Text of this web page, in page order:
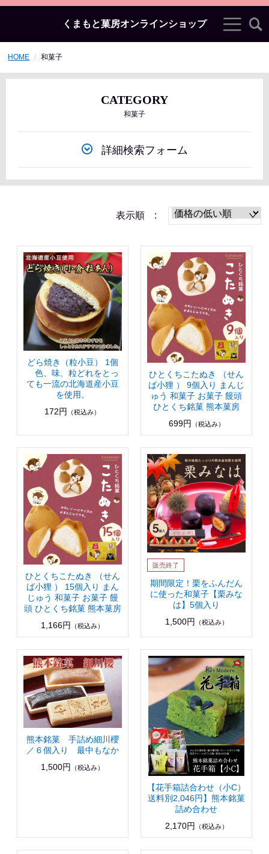
くまもと菓房オンラインショップ
HOME 和菓子
CATEGORY
和菓子
詳細検索フォーム
表示順 :
どら焼き（粒小豆） 1個
色、味、粒どれをとっ
ても一流の北海道産小豆
を使用。
172円
（税込み）
ひとくちこたぬき （せん
ば小狸 ） 9個入り まんじ
ゅう 和菓子 お菓子 饅頭
ひとくち銘菓 熊本菓房
699円
（税込み）
ひとくちこたぬき （せん
ば小狸 ） 15個入り まん
じゅう 和菓子 お菓子 饅
頭 ひとくち銘菓 熊本菓房
1,166円
（税込み）
期間限定！栗をふんだん
に使った和菓子【栗みな
は】5個入り
1,500円
（税込み）
熊本銘菓 手詰め細川櫻
／６個入り 最中もなか
1,500円
（税込み）
【花手箱詰合わせ（小C）
送料別2,046円】熊本銘菓
詰め合わせ
2,170円
（税込み）